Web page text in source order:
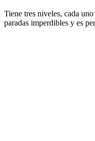
Tiene tres niveles, cada
paradas imperdibles y es